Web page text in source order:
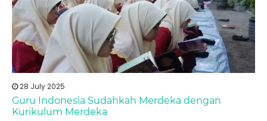
28 July 2025
Guru Indonesia Sudahkah Merdeka dengan
Kurikulum Merdeka